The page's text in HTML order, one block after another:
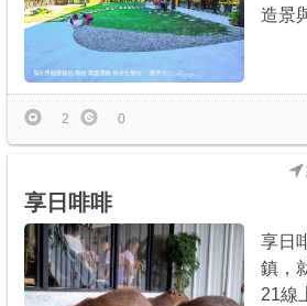
造景
2 0
享日啡啡
享日
鎮，
21線